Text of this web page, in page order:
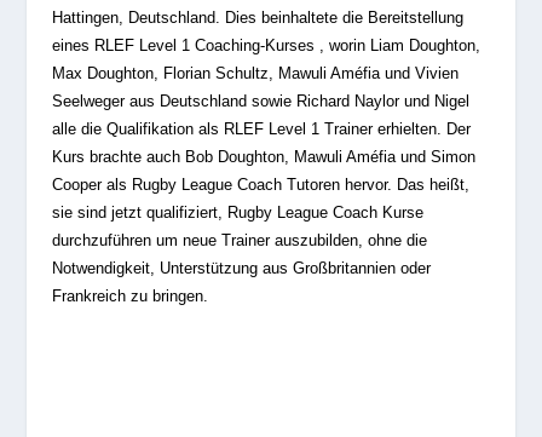
Hattingen, Deutschland. Dies beinhaltete die Bereitstellung
eines RLEF Level 1 Coaching-Kurses , worin Liam Doughton,
Max Doughton, Florian Schultz, Mawuli Améfia und Vivien
Seelweger aus Deutschland sowie Richard Naylor und Nigel
alle die Qualifikation als RLEF Level 1 Trainer erhielten. Der
Kurs brachte auch Bob Doughton,
Mawuli Améfia und Simon
Cooper als Rugby League Coach Tutoren hervor. Das heißt,
sie sind jetzt qualifiziert, Rugby League Coach Kurse
durchzuführen um neue Trainer auszubilden, ohne die
Notwendigkeit, Unterstützung aus Großbritannien oder
Frankreich zu bringen.